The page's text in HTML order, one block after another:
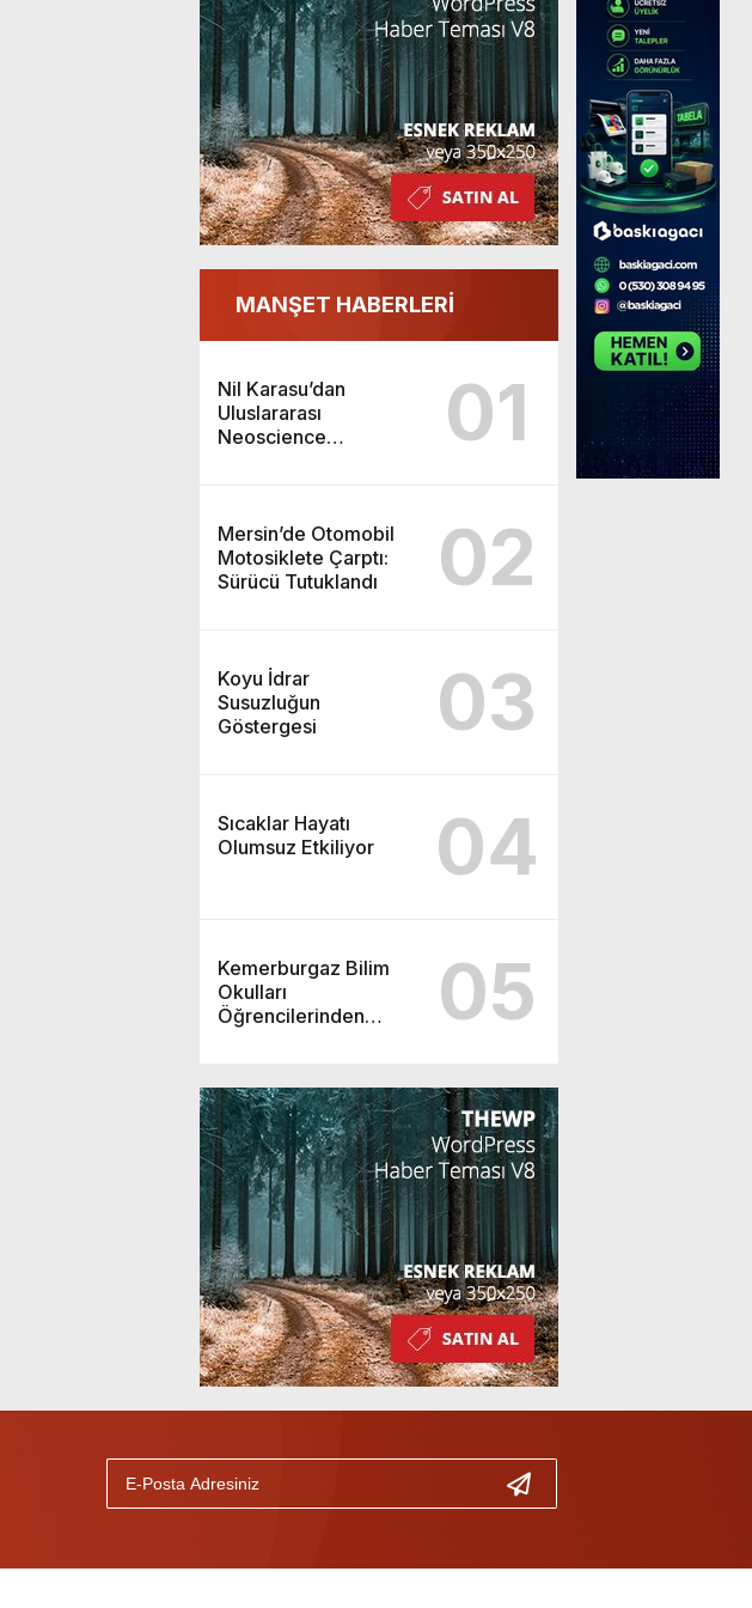
MANŞET HABERLERİ
Nil Karasu’dan
Uluslararası
Neoscience
01
Mersin’de Otomobil
Motosiklete Çarptı:
Sürücü Tutuklandı
02
Koyu İdrar
Susuzluğun
Göstergesi
03
Sıcaklar Hayatı
Olumsuz Etkiliyor
04
Kemerburgaz Bilim
Okulları
Öğrencilerinden
Kazandı
05